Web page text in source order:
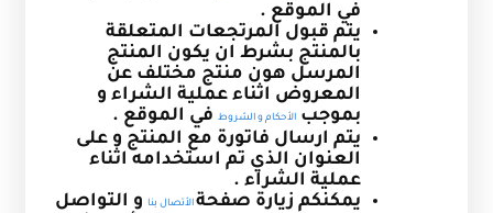
في الموقع .
يتم قبول المرتجعات المتعلقة
بالمنتج بشرط ان يكون المنتج
المرسل هون منتج مختلف عن
المعروض اثناء عملية الشراء و
بموجب الأحكام و الشروط في الموقع .
يتم ارسال فاتورة مع المنتج و على
العنوان الذي تم استخدامه اثناء
عملية الشراء .
يمكنكم زيارة صفحة الأتصال بنا و التواصل